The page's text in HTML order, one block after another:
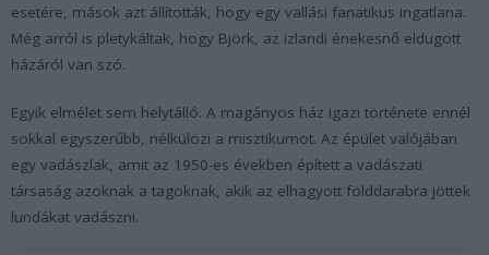
esetére, mások azt állították, hogy egy vallási fanatikus ingatlana.
Még arról is pletykáltak, hogy Björk, az izlandi énekesnő eldugott
házáról van szó.
Egyik elmélet sem helytálló. A magányos ház igazi története ennél
sokkal egyszerűbb, nélkülözi a misztikumot. Az épület valójában
egy vadászlak, amit az 1950-es években épített a vadászati
társaság azoknak a tagoknak, akik az elhagyott földdarabra jöttek
lundákat vadászni.